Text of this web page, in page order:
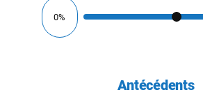
Antécédents